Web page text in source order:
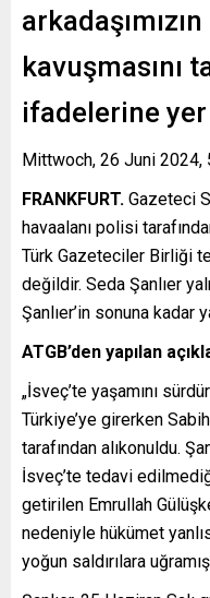
kavuşmasını
ifadelerine
Mittwoch, 26 Juni 2024,
FRANKFURT. Gazeteci
havaalanı polisi
Türk Gazeteciler Birliği
değildir. Seda Şanlıer
Şanlıer’in sonuna kadar
ATGB’den yapılan
„İsveç’te yaşamını
Türkiye’ye girerken
tarafından alıkonuldu.
İsveç’te tedavi
getirilen Emrullah
nedeniyle hükümet
yoğun saldırılara